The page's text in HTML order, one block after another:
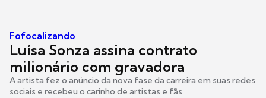
Fofocalizando
Luísa Sonza assina contrato
milionário com gravadora
A artista fez o anúncio da nova fase da carreira em suas redes
sociais e recebeu o carinho de artistas e fãs